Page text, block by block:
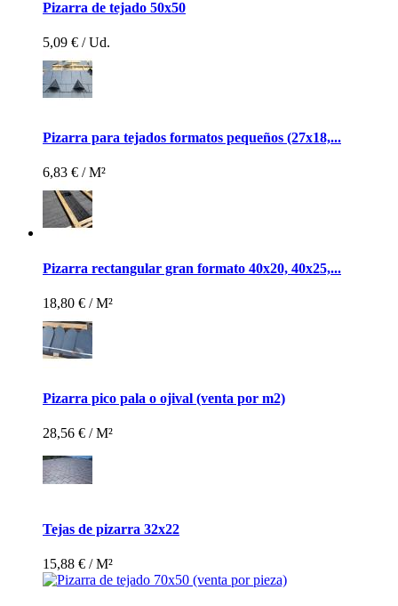
Pizarra de tejado 50x50
5,09 € / Ud.
Pizarra para tejados formatos pequeños (27x18,...
6,83 € / M²
Pizarra rectangular gran formato 40x20, 40x25,...
18,80 € / M²
Pizarra pico pala o ojival (venta por m2)
28,56 € / M²
Tejas de pizarra 32x22
15,88 € / M²